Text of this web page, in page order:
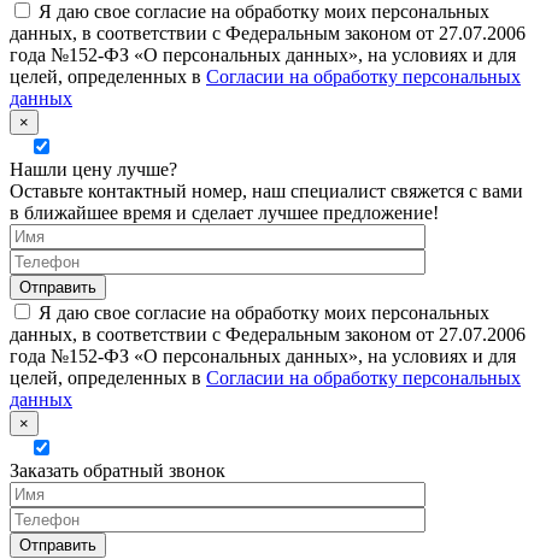
Я даю свое согласие на обработку моих персональных
данных, в соответствии с Федеральным законом от 27.07.2006
года №152-ФЗ «О персональных данных», на условиях и для
целей, определенных в Согласии на обработку персональных
данных
×
Нашли цену лучше?
Оставьте контактный номер, наш специалист свяжется с вами
в ближайшее время и сделает лучшее предложение!
Я даю свое согласие на обработку моих персональных
данных, в соответствии с Федеральным законом от 27.07.2006
года №152-ФЗ «О персональных данных», на условиях и для
целей, определенных в Согласии на обработку персональных
данных
×
Заказать обратный звонок